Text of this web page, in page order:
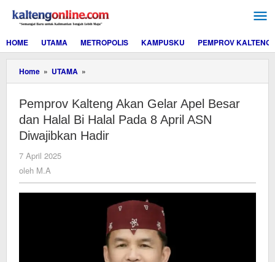
konten
HOME
UTAMA METROPOLIS KAMPUSKU PEMPROV KALTENG
Home » UTAMA »
Kalteng
Gelar
Apel
Besar
dan
Pada
8
Diwajibkan
Pemprov Kalteng Akan Gelar Apel Besar
dan Halal Bi Halal Pada 8 April ASN
Diwajibkan Hadir
7 April 2025
oleh M.A